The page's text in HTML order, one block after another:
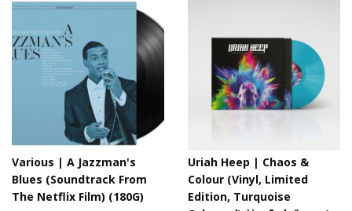
Various | A Jazzman's
Blues (Soundtrack From
The Netflix Film) (180G)
Uriah Heep ‎| Chaos &
Colour (Vinyl, Limited
Edition, Turquoise